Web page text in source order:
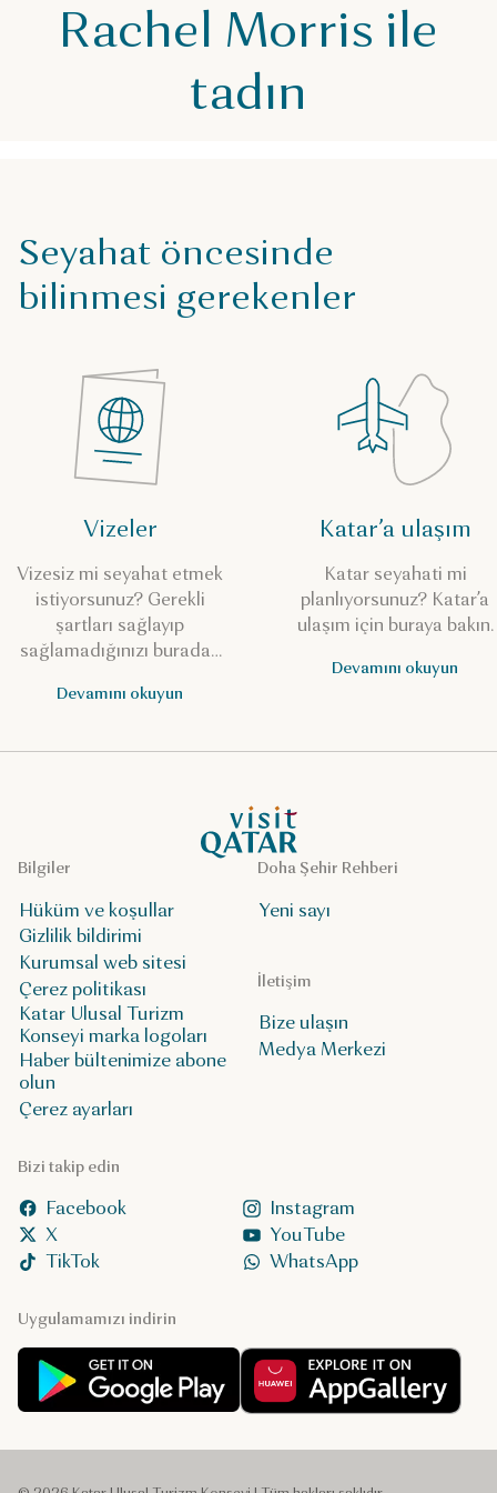
Rachel Morris ile
tadın
Seyahat öncesinde
bilinmesi gerekenler
Vizeler
Vizesiz mi seyahat etmek
istiyorsunuz? Gerekli
şartları sağlayıp
sağlamadığınızı buradan
Devamını okuyun
Katar’a ulaşım
Katar seyahati mi
planlıyorsunuz? Katar’a
ulaşım için buraya bakın.
Devamını okuyun
VisitQatar Ana Sayfası
Uygulamamızı indirin
Doha Şehir Rehberi
Yeni sayı
Bizi takip edin
Facebook
Instagram
X
YouTube
TikTok
WhatsApp
İletişim
Bize ulaşın
Medya Merkezi
Bilgiler
Hüküm ve koşullar
Gizlilik bildirimi
Kurumsal web sitesi
Çerez politikası
Katar Ulusal Turizm
Konseyi marka logoları
Haber bültenimize abone
olun
Çerez ayarları